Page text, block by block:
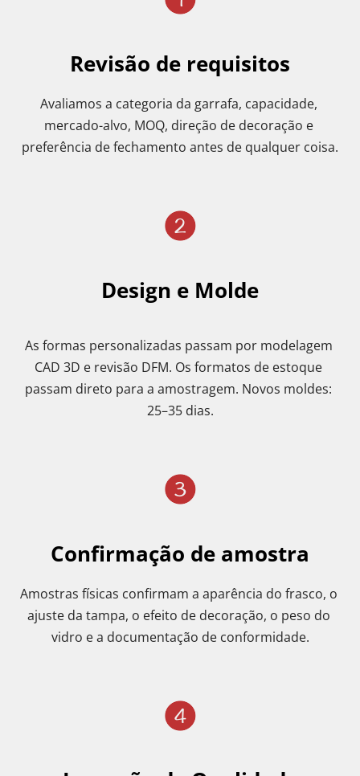
Revisão de requisitos
Avaliamos a categoria da garrafa, capacidade,
mercado-alvo, MOQ, direção de decoração e
preferência de fechamento antes de qualquer coisa.
Design e Molde
As formas personalizadas passam por modelagem
CAD 3D e revisão DFM. Os formatos de estoque
passam direto para a amostragem. Novos moldes:
25–35 dias.
Confirmação de amostra
Amostras físicas confirmam a aparência do frasco, o
ajuste da tampa, o efeito de decoração, o peso do
vidro e a documentação de conformidade.